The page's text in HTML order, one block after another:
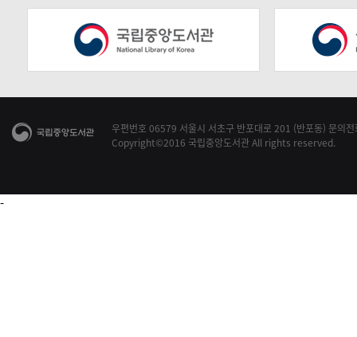
우편번호 06579 서울시 서초구 반포대로 201 (반포동) 문
Copyright©2016 국립중앙도서관 All rights reserved.
-